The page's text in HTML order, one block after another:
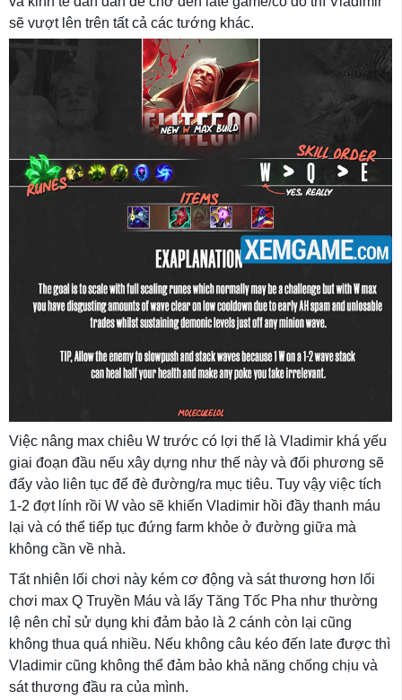
sẽ vượt lên trên tất cả các tướng khác.
Việc nâng max chiêu W trước có lợi thế là Vladimir khá yếu
giai đoạn đầu nếu xây dựng như thế này và đối phương sẽ
đẩy vào liên tục để đè đường/ra mục tiêu. Tuy vậy việc tích
1-2 đợt lính rồi W vào sẽ khiến Vladimir hồi đầy thanh máu
lại và có thể tiếp tục đứng farm khỏe ở đường giữa mà
không cần về nhà.
Tất nhiên lối chơi này kém cơ động và sát thương hơn lối
chơi max Q Truyền Máu và lấy Tăng Tốc Pha như thường
lệ nên chỉ sử dụng khi đảm bảo là 2 cánh còn lại cũng
không thua quá nhiều. Nếu không câu kéo đến late được thì
Vladimir cũng không thể đảm bảo khả năng chống chịu và
sát thương đầu ra của mình.